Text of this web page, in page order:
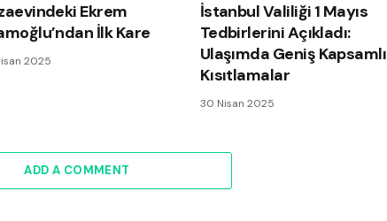
Ekrem
İlk Kare
2025
İstanbul Valiliği 1 Mayıs
Tedbirlerini Açıkladı:
Ulaşımda Geniş Kapsamlı
Kısıtlamalar
30 Nisan 2025
ADD A COMMENT